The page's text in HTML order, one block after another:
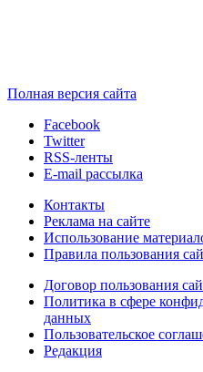
Полная версия сайта
Facebook
Twitter
RSS-ленты
E-mail рассылка
Контакты
Реклама на сайте
Использование
Правила пользования
Договор пользования
Политика в сфере
данных
Пользовательское
Редакция